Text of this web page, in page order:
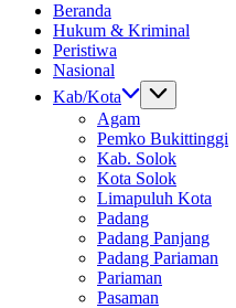
Beranda
Hukum & Kriminal
Peristiwa
Nasional
Kab/Kota
Agam
Pemko Bukittinggi
Kab. Solok
Kota Solok
Limapuluh Kota
Padang
Padang Panjang
Padang Pariaman
Pariaman
Pasaman